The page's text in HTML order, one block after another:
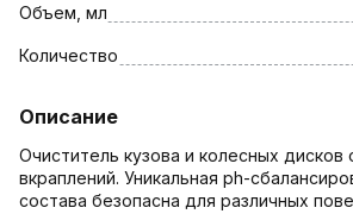
Объем, мл
Количество
Описание
Очиститель кузова и колесных дисков
вкраплений. Уникальная ph-
состава безопасна для различных